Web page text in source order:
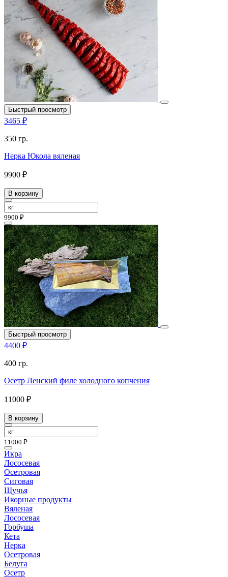
Быстрый просмотр
3465 ₽
350 гр.
Нерка Юкола вяленая
9900 ₽
В корзину
9900 ₽
Быстрый просмотр
4400 ₽
400 гр.
Осетр Ленский филе холодного копчения
11000 ₽
В корзину
11000 ₽
Икра
Лососевая
Осетровая
Сиговая
Щучья
Икорные продукты
Вяленая
Лососевая
Горбуша
Кета
Нерка
Осетровая
Белуга
Осетр